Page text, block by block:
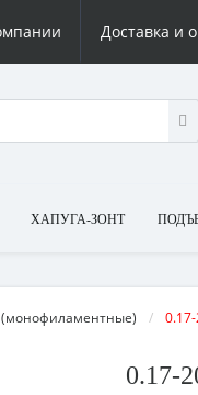
Доставка и
ХАПУГА-ЗОНТ
(монофиламентные)
0.17-